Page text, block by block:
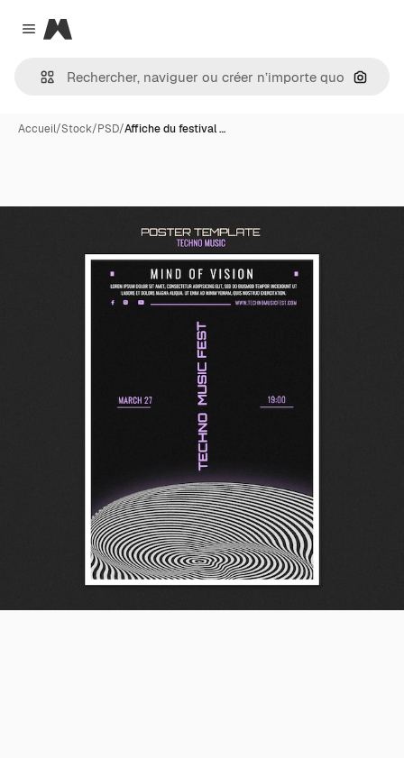
Close menu
Magnific
Accueil/Stock/PSD/Affiche du festival …